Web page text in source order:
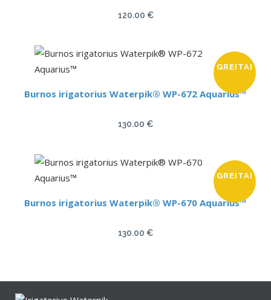
120.00 €
GREITAI
Burnos irigatorius Waterpik® WP-672 Aquarius™
130.00 €
GREITAI
Burnos irigatorius Waterpik® WP-670 Aquarius™
130.00 €